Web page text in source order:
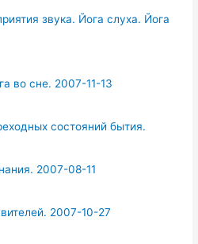
звука. Йога слуха. Йога
во сне. 2007-11-13
состояний бытия.
2007-08-11
2007-10-27